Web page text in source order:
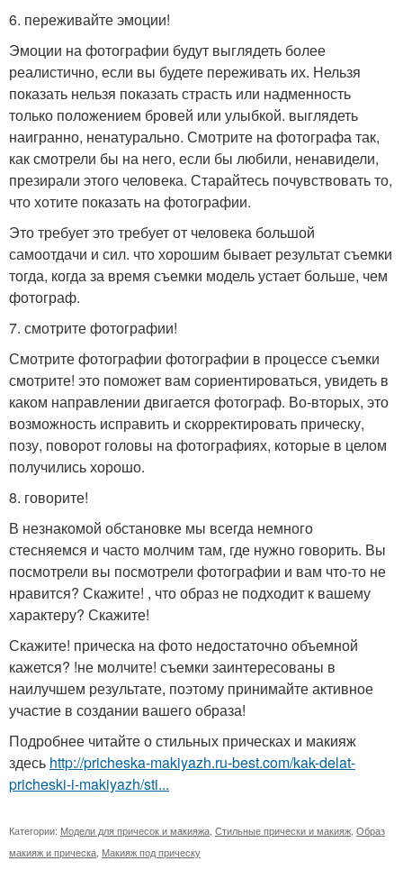
6. переживайте эмоции!
Эмоции на фотографии будут выглядеть более
реалистично, если вы будете переживать их. Нельзя
показать нельзя показать страсть или надменность
только положением бровей или улыбкой. выглядеть
наигранно, ненатурально. Смотрите на фотографа так,
как смотрели бы на него, если бы любили, ненавидели,
презирали этого человека. Старайтесь почувствовать то,
что хотите показать на фотографии.
Это требует это требует от человека большой
самоотдачи и сил. что хорошим бывает результат съемки
тогда, когда за время съемки модель устает больше, чем
фотограф.
7. смотрите фотографии!
Смотрите фотографии фотографии в процессе съемки
смотрите! это поможет вам сориентироваться, увидеть в
каком направлении двигается фотограф. Во-вторых, это
возможность исправить и скорректировать прическу,
позу, поворот головы на фотографиях, которые в целом
получились хорошо.
8. говорите!
В незнакомой обстановке мы всегда немного
стесняемся и часто молчим там, где нужно говорить. Вы
посмотрели вы посмотрели фотографии и вам что-то не
нравится? Скажите! , что образ не подходит к вашему
характеру? Скажите!
Скажите! прическа на фото недостаточно объемной
кажется? !не молчите! съемки заинтересованы в
наилучшем результате, поэтому принимайте активное
участие в создании вашего образа!
Подробнее читайте о стильных прическах и макияж
здесь http://pricheska-makiyazh.ru-best.com/kak-delat-
pricheski-i-makiyazh/sti...
Категории: Модели для причесок и макияжа Стильные прически и макияж Образ
макияж и прическа Макияж под прическу